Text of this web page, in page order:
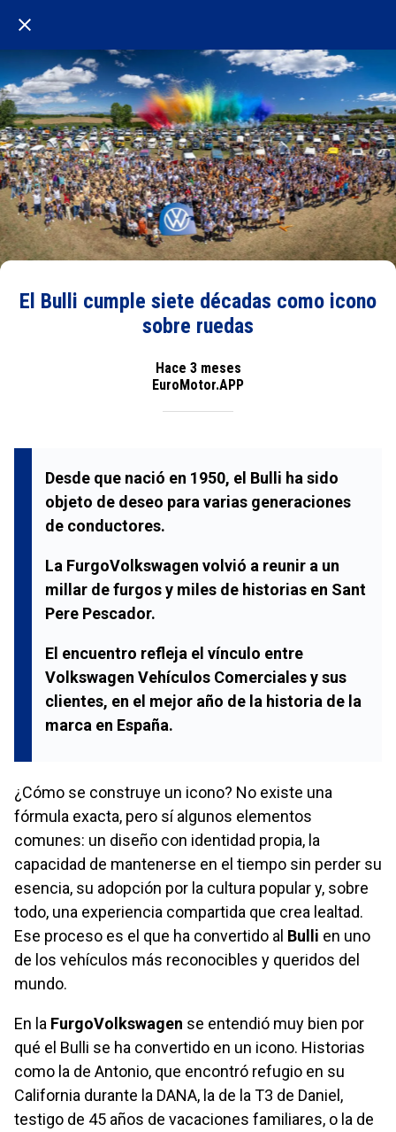
El Bulli cumple siete décadas como icono
sobre ruedas
Hace 3 meses
EuroMotor.APP
Desde que nació en 1950, el Bulli ha sido
objeto de deseo para varias generaciones
de conductores.
La FurgoVolkswagen volvió a reunir a un
millar de furgos y miles de historias en Sant
Pere Pescador.
El encuentro refleja el vínculo entre
Volkswagen Vehículos Comerciales y sus
clientes, en el mejor año de la historia de la
marca en España.
¿Cómo se construye un icono? No existe una
fórmula exacta, pero sí algunos elementos
comunes: un diseño con identidad propia, la
capacidad de mantenerse en el tiempo sin perder su
esencia, su adopción por la cultura popular y, sobre
todo, una experiencia compartida que crea lealtad.
Ese proceso es el que ha convertido al Bulli en uno
de los vehículos más reconocibles y queridos del
mundo.
En la FurgoVolkswagen se entendió muy bien por
qué el Bulli se ha convertido en un icono. Historias
como la de Antonio, que encontró refugio en su
California durante la DANA, la de la T3 de Daniel,
testigo de 45 años de vacaciones familiares, o la de